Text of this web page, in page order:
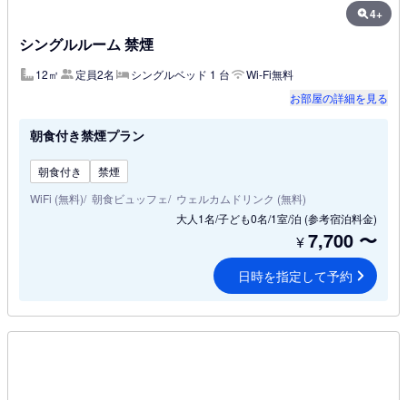
4+
シングルルーム 禁煙
12㎡ 定員2名 シングルベッド 1 台
Wi-Fi無料
お部屋の詳細を見る
朝食付き禁煙プラン
朝食付き
禁煙
WiFi (無料) 朝食ビュッフェ
ウェルカムドリンク (無料)
大人1名/子ども0名/1室/泊 (参考宿泊料金)
¥7,700 〜
日時を指定して予約